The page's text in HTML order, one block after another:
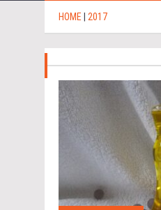
HOME 2017